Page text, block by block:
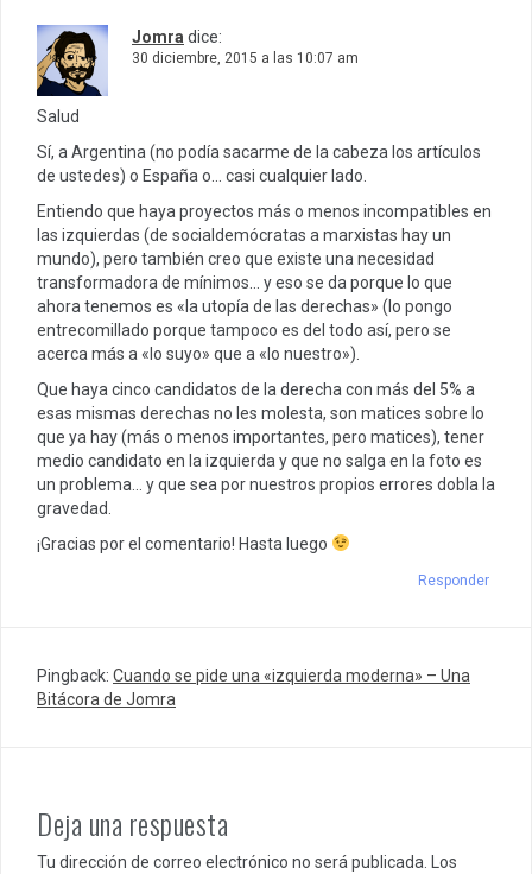
Jomra dice:
30 diciembre, 2015 a las 10:07 am
Salud
Sí, a Argentina (no podía sacarme de la cabeza los artículos
de ustedes) o España o… casi cualquier lado.
Entiendo que haya proyectos más o menos incompatibles en
las izquierdas (de socialdemócratas a marxistas hay un
mundo), pero también creo que existe una necesidad
transformadora de mínimos… y eso se da porque lo que
ahora tenemos es «la utopía de las derechas» (lo pongo
entrecomillado porque tampoco es del todo así, pero se
acerca más a «lo suyo» que a «lo nuestro»).
Que haya cinco candidatos de la derecha con más del 5% a
esas mismas derechas no les molesta, son matices sobre lo
que ya hay (más o menos importantes, pero matices), tener
medio candidato en la izquierda y que no salga en la foto es
un problema… y que sea por nuestros propios errores dobla la
gravedad.
¡Gracias por el comentario! Hasta luego
Responder
Pingback: Cuando se pide una «izquierda moderna» – Una
Bitácora de Jomra
Deja una respuesta
Tu dirección de correo electrónico no será publicada.
Los